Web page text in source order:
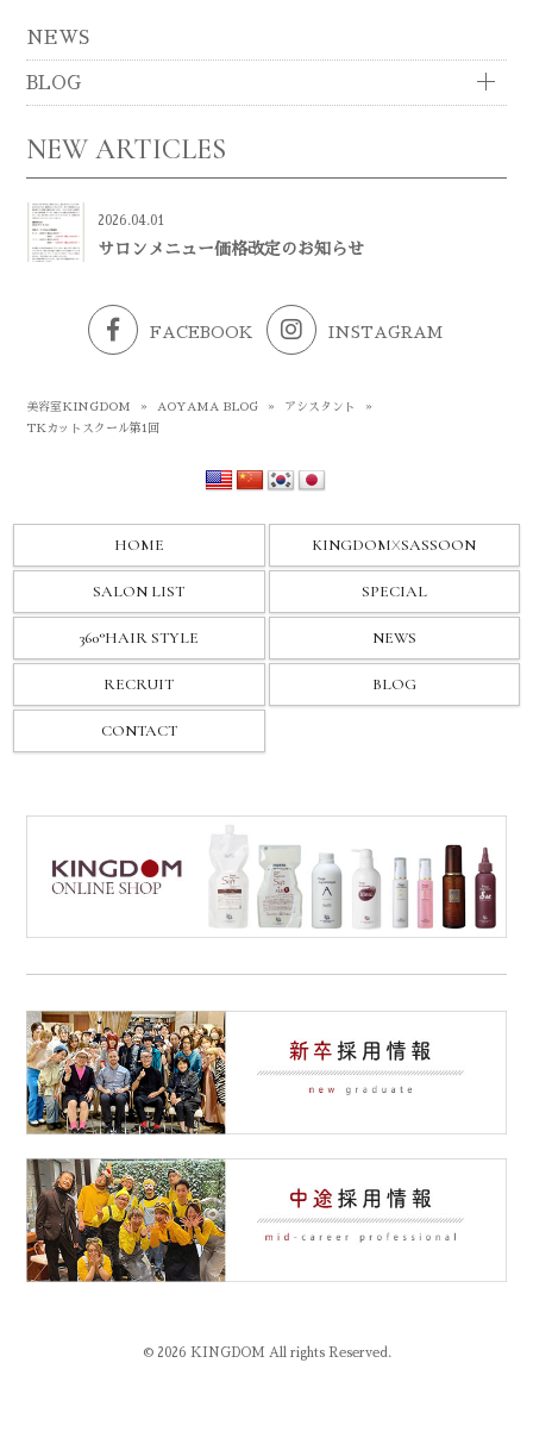
NEWS
BLOG
NEW ARTICLES
2026.04.01
サロンメニュー価格改定のお知らせ
FACEBOOK INSTAGRAM
美容室KINGDOM » AOYAMA BLOG » アシスタント
»
TKカットスクール第1回
HOME KINGDOMXSASSOON
SALON LIST SPECIAL
360°HAIR STYLE NEWS
RECRUIT BLOG
CONTACT
© 2026 KINGDOM All rights Reserved.